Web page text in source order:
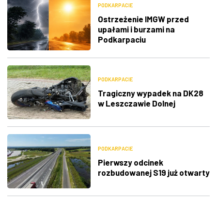
PODKARPACIE
Ostrzeżenie IMGW przed
upałami i burzami na
Podkarpaciu
PODKARPACIE
Tragiczny wypadek na DK28
w Leszczawie Dolnej
PODKARPACIE
Pierwszy odcinek
rozbudowanej S19 już otwarty